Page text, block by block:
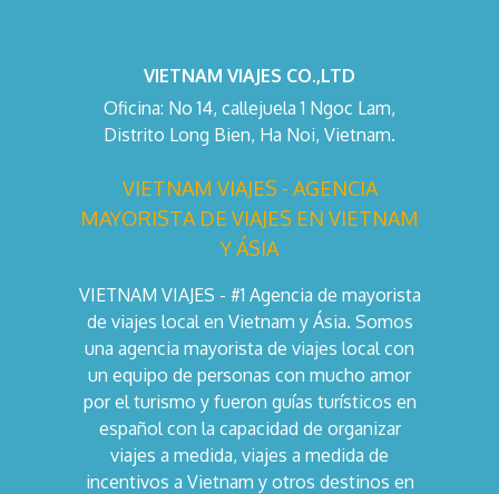
VIETNAM VIAJES CO.,LTD
Oficina: No 14, callejuela 1 Ngoc Lam,
Distrito Long Bien, Ha Noi, Vietnam.
VIETNAM VIAJES - AGENCIA
MAYORISTA DE VIAJES EN VIETNAM
Y ÁSIA
VIETNAM VIAJES - #1 Agencia de mayorista
de viajes local en Vietnam y Ásia. Somos
una agencia mayorista de viajes local con
un equipo de personas con mucho amor
por el turismo y fueron guías turísticos en
español con la capacidad de organizar
viajes a medida, viajes a medida de
incentivos a Vietnam y otros destinos en